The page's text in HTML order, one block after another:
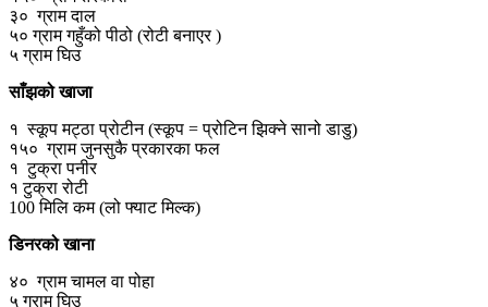
३० ग्राम दाल
५० ग्राम गहुँको पीठो (रोटी बनाएर )
५ ग्राम घिउ
साँझको खाजा
१ स्कूप मट्ठा प्रोटीन (स्कूप = प्रोटिन झिक्ने सानो डाडु)
१५० ग्राम जुनसुकै प्रकारका फल
१ टुक्रा पनीर
१ टुक्रा रोटी
100 मिलि कम (लो फ्याट मिल्क)
डिनरको खाना
४० ग्राम चामल वा पोहा
५ ग्राम घिउ